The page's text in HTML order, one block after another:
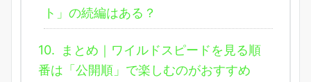
ト」の続編はある？
10.
まとめ｜ワイルドスピードを見る順
番は「公開順」で楽しむのがおすすめ